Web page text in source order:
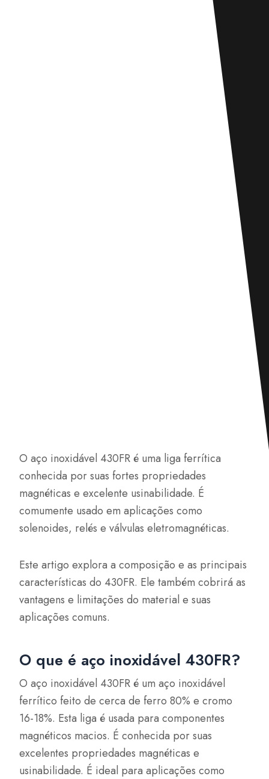
O aço inoxidável 430FR é uma liga ferrítica
conhecida por suas fortes propriedades
magnéticas e excelente usinabilidade. É
comumente usado em aplicações como
solenoides, relés e válvulas eletromagnéticas.
Este artigo explora a composição e as principais
características do 430FR. Ele também cobrirá as
vantagens e limitações do material e suas
aplicações comuns.
O que é aço inoxidável 430FR?
O aço inoxidável 430FR é um aço inoxidável
ferrítico feito de cerca de ferro 80% e cromo
16-18%. Esta liga é usada para componentes
magnéticos macios. É conhecida por suas
excelentes propriedades magnéticas e
usinabilidade. É ideal para aplicações como